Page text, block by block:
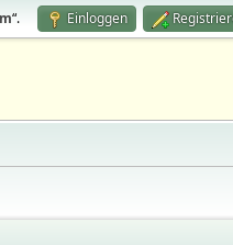
“. Einloggen